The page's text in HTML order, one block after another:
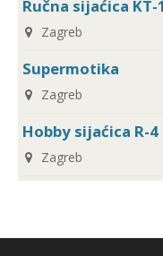
Ručna sijaćica
Zagreb
Supermotika
Zagreb
Hobby sijaćica R-4
Zagreb